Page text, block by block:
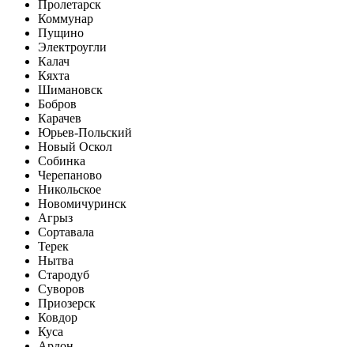
Пролетарск
Коммунар
Пущино
Электроугли
Калач
Кяхта
Шимановск
Бобров
Карачев
Юрьев-Польский
Новый Оскол
Собинка
Черепаново
Никольское
Новомичуринск
Агрыз
Сортавала
Терек
Нытва
Стародуб
Суворов
Приозерск
Ковдор
Куса